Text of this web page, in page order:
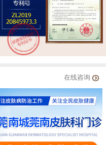
在线咨询